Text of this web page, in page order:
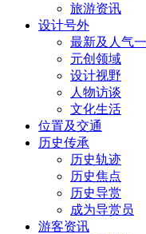
旅游资讯
设计号外
最新及人气
元创领域
设计视野
人物访谈
文化生活
位置及交通
历史传承
历史轨迹
历史焦点
历史导赏
成为导赏员
游客资讯